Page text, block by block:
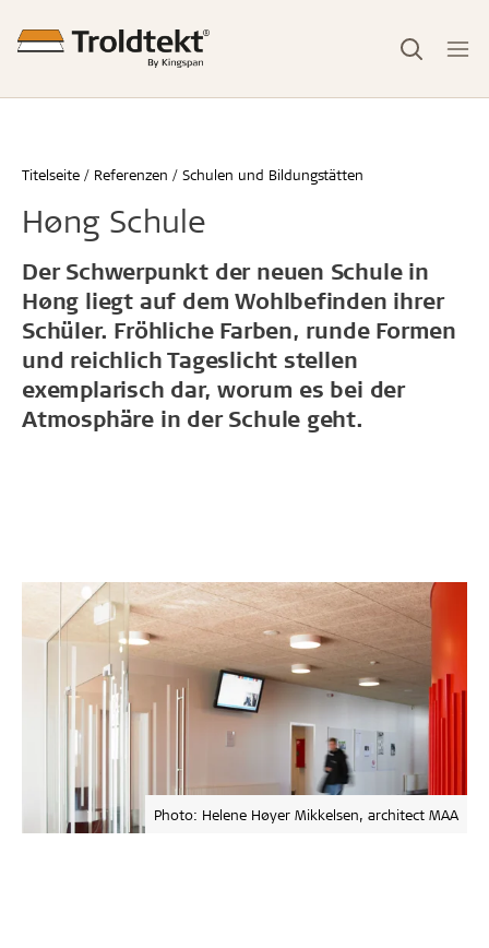
Titelseite Referenzen Schulen und Bildungstätten
Høng Schule
Der Schwerpunkt der neuen Schule in
Høng liegt auf dem Wohlbefinden ihrer
Schüler. Fröhliche Farben, runde Formen
und reichlich Tageslicht stellen
exemplarisch dar, worum es bei der
Atmosphäre in der Schule geht.
Photo: Helene Høyer Mikkelsen, architect MAA